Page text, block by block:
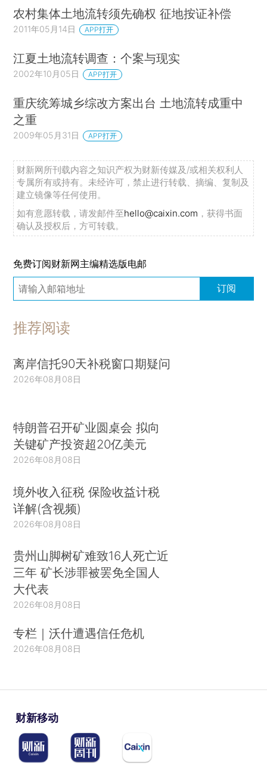
农村集体土地流转须先确权 征地按证补偿
2011年05月14日 APP打开
江夏土地流转调查：个案与现实
2002年10月05日 APP打开
重庆统筹城乡综改方案出台 土地流转成重中
之重
2009年05月31日 APP打开
财新网所刊载内容之知识产权为财新传媒及/或相关权利人
专属所有或持有。未经许可，禁止进行转载、摘编、复制及
建立镜像等任何使用。
如有意愿转载，请发邮件至hello@caixin.com ，获得书面
确认及授权后，方可转载。
免费订阅财新网主编精选版电邮
订阅
推荐阅读
离岸信托90天补税窗口期疑问
2026年08月08日
特朗普召开矿业圆桌会 拟向
关键矿产投资超20亿美元
2026年08月08日
境外收入征税 保险收益计税
详解(含视频)
2026年08月08日
贵州山脚树矿难致16人死亡近
三年 矿长涉罪被罢免全国人
大代表
2026年08月08日
专栏｜沃什遭遇信任危机
2026年08月08日
财新移动